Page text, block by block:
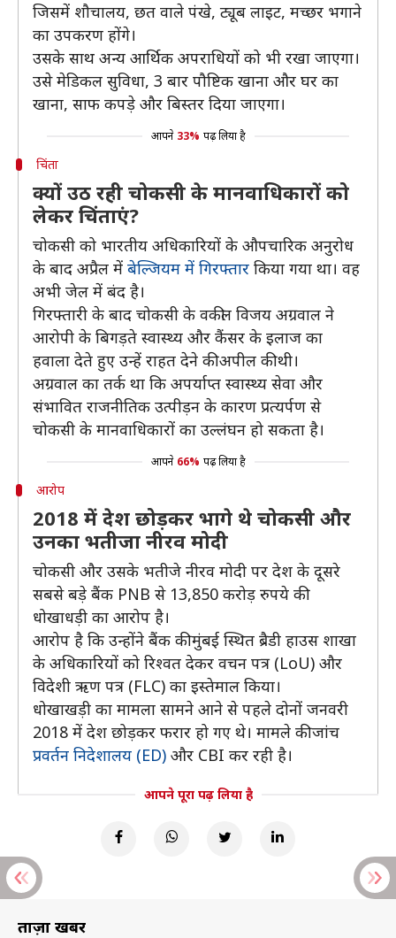
जिसमें शौचालय, छत वाले पंखे, ट्यूब लाइट, मच्छर भगाने
का उपकरण होंगे।
उसके साथ अन्य आर्थिक अपराधियों को भी रखा जाएगा।
उसे मेडिकल सुविधा, 3 बार पौष्टिक खाना और घर का
खाना, साफ कपड़े और बिस्तर दिया जाएगा।
आपने 33% पढ़ लिया है
चिंता
क्यों उठ रही चोकसी के मानवाधिकारों को
लेकर चिंताएं?
चोकसी को भारतीय अधिकारियों के औपचारिक अनुरोध
के बाद अप्रैल में बेल्जियम में गिरफ्तार किया गया था। वह
अभी जेल में बंद है।
गिरफ्तारी के बाद चोकसी के वकील विजय अग्रवाल ने
आरोपी के बिगड़ते स्वास्थ्य और कैंसर के इलाज का
हवाला देते हुए उन्हें राहत देने की अपील की थी।
अग्रवाल का तर्क था कि अपर्याप्त स्वास्थ्य सेवा और
संभावित राजनीतिक उत्पीड़न के कारण प्रत्यर्पण से
चोकसी के मानवाधिकारों का उल्लंघन हो सकता है।
आपने 66% पढ़ लिया है
आरोप
2018 में देश छोड़कर भागे थे चोकसी और
उनका भतीजा नीरव मोदी
चोकसी और उसके भतीजे नीरव मोदी पर देश के दूसरे
सबसे बड़े बैंक PNB से 13,850 करोड़ रुपये की
धोखाधड़ी का आरोप है।
आरोप है कि उन्होंने बैंक की मुंबई स्थित ब्रैडी हाउस शाखा
के अधिकारियों को रिश्वत देकर वचन पत्र (LoU) और
विदेशी ऋण पत्र (FLC) का इस्तेमाल किया।
धोखाखड़ी का मामला सामने आने से पहले दोनों जनवरी
2018 में देश छोड़कर फरार हो गए थे। मामले की जांच
प्रवर्तन निदेशालय (ED) और CBI कर रही है।
आपने पूरा पढ़ लिया है
ताज़ा खबरें